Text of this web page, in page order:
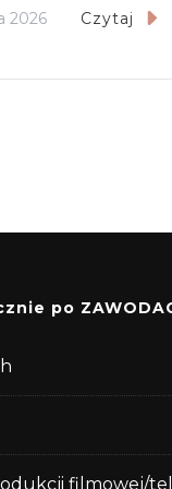
2026 Czytaj
po
filmowej/